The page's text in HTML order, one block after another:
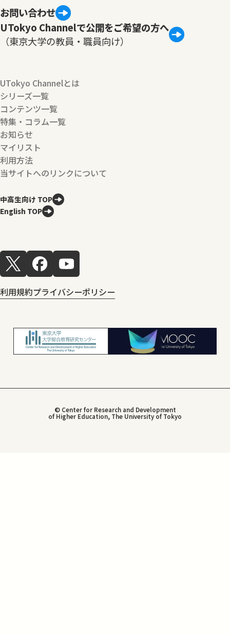
お問い合わせ
UTokyo Channelで公開をご希望の方へ
（東京大学の教員・職員向け）
UTokyo Channelとは
シリーズ一覧
コンテンツ一覧
特集・コラム一覧
お知らせ
マイリスト
利用方法
当サイトへのリンクについて
中高生向け TOP
English TOP
利用規約プライバシーポリシー
© Center for Research and Development
of Higher Education, The University of Tokyo